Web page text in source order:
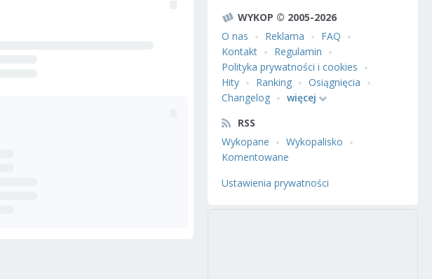
WYKOP © 2005-2026
O nas
Reklama
FAQ
Kontakt
Regulamin
Polityka prywatności i cookies
Hity
Ranking
Osiągnięcia
Changelog
więcej
RSS
Wykopane
Wykopalisko
Komentowane
Ustawienia prywatności